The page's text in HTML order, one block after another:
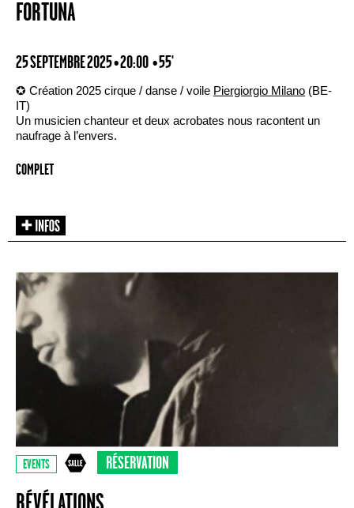
FORTUNA
25 SEPTEMBRE 2025 • 20:00 • 55'
✪ Création 2025 cirque / danse / voile Piergiorgio Milano (BE-
IT)
Un musicien chanteur et deux acrobates nous racontent un
naufrage à l’envers.
COMPLET
EVENTS RÉSERVATION